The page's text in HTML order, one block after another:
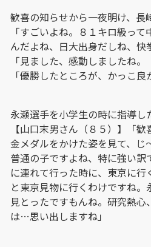
歓喜の知らせから一夜明け、
「すごいよね。８１キロ級っ
んだよね、日大出身だしね、快
「見ました、感動しましたね
「優勝したところが、かっこ
永瀬選手を小学生の時に指導し
【山口末男さん（８５）】「
金メダルをかけた姿を見て、じ
普通の子ですよね、特に強い
に連れて行った時に、東京に
と東京見物に行くわけですね
見とったですもんね。研究熱
は…思い出しますね」